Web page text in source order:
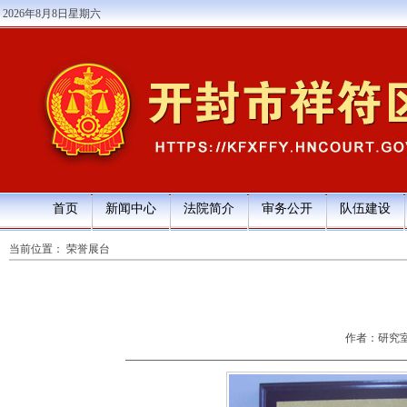
2026年8月8日星期六
首页 新闻中心 法院简介 审务公开 队伍建设
当前位置： 荣誉展台
作者：研究